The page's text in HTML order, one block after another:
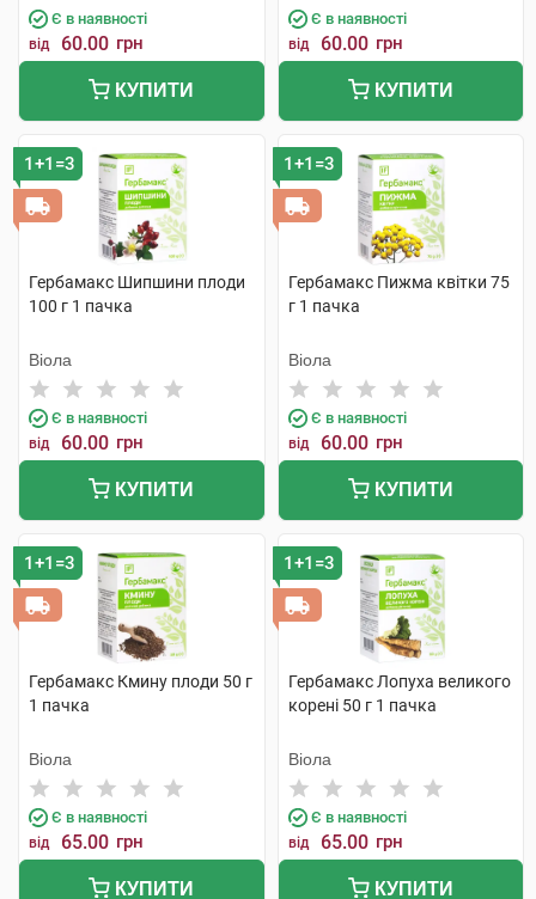
Є в наявності
від 60.00 грн
КУПИТИ
Є в наявності
від 60.00 грн
КУПИТИ
1+1=3
Гербамакс Шипшини плоди
100 г 1 пачка
Віола
Є в наявності
від 60.00 грн
КУПИТИ
1+1=3
Гербамакс Пижма квітки 75
г 1 пачка
Віола
Є в наявності
від 60.00 грн
КУПИТИ
1+1=3
Гербамакс Кмину плоди 50 г
1 пачка
Віола
Є в наявності
від 65.00 грн
КУПИТИ
1+1=3
Гербамакс Лопуха великого
корені 50 г 1 пачка
Віола
Є в наявності
від 65.00 грн
КУПИТИ